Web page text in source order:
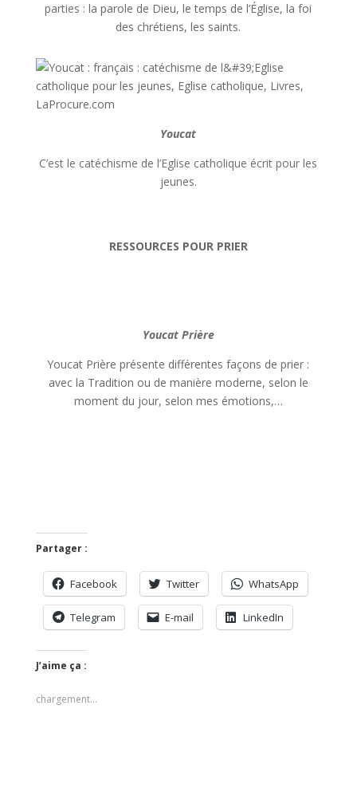
parties :la parole de Dieu, le temps de l’Église, la foi
des chrétiens, les saints.
Youcat
C’est le catéchisme de l’Eglise catholique écrit pour les
jeunes.
RESSOURCES POUR PRIER
YoucatPrière
Youcat Prière présente différentes façons de prier :
avec la Tradition ou de manière moderne, selon le
moment du jour, selon mes émotions,…
Partager :
Facebook Twitter WhatsApp
Telegram E-mail LinkedIn
J’aime ça :
chargement…